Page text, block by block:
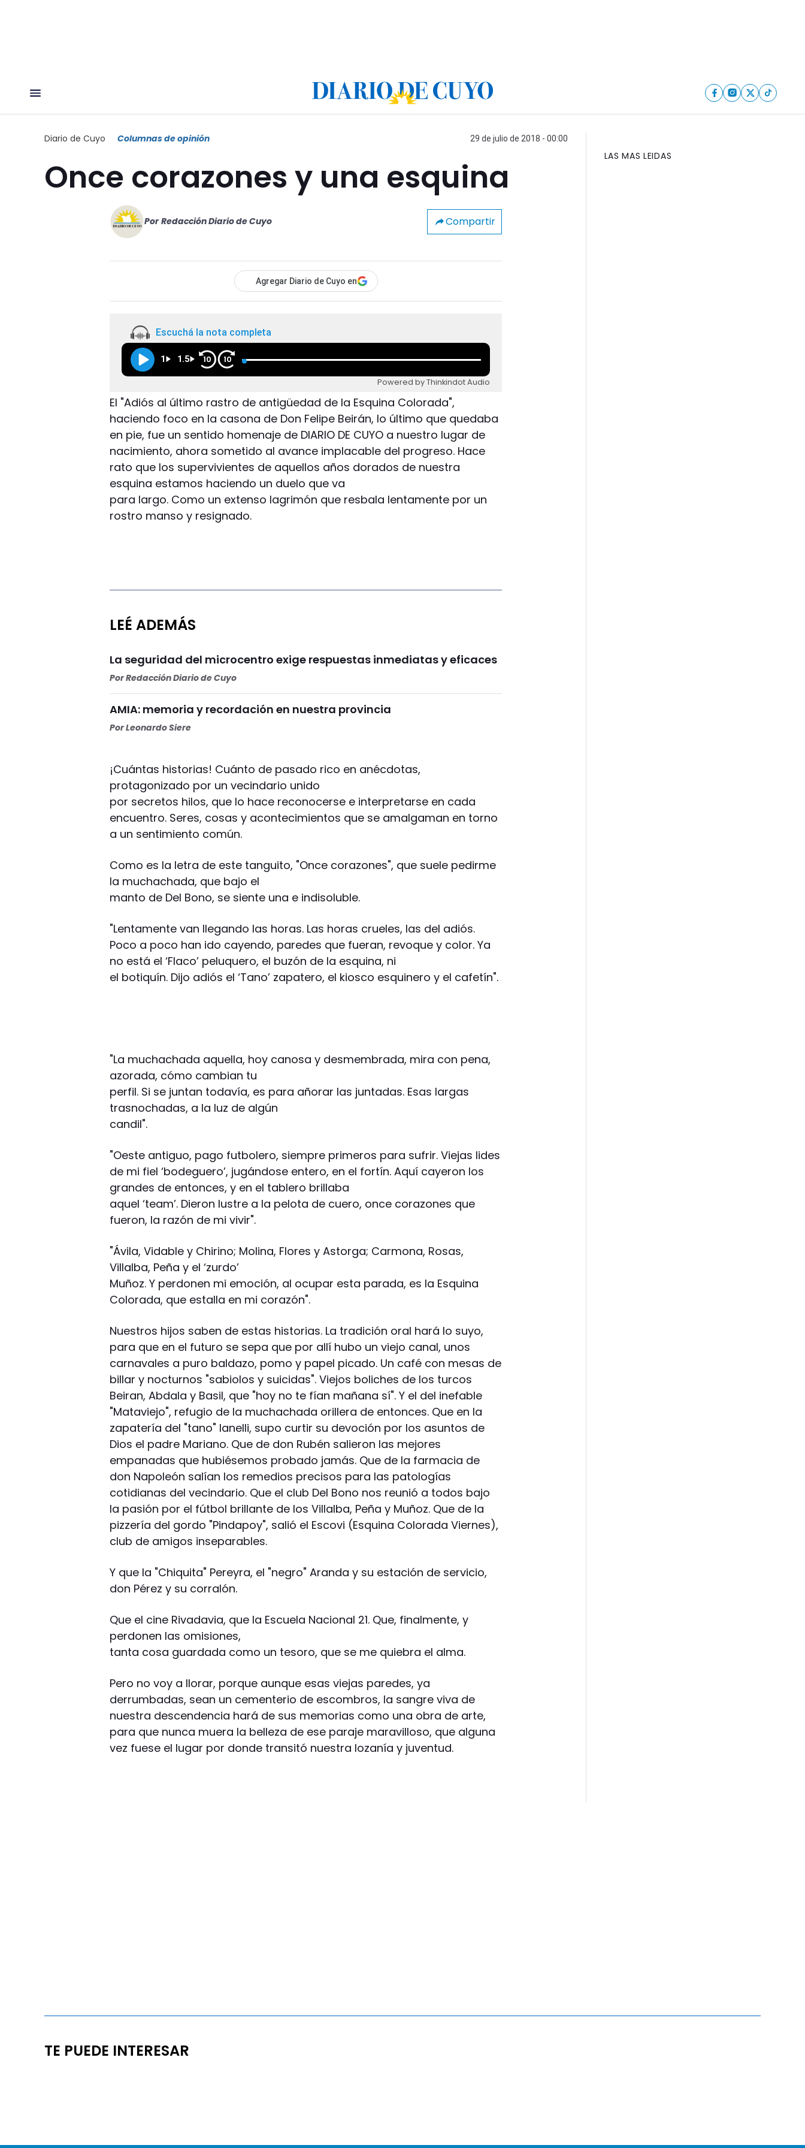
Diario de Cuyo Columnas de opinión 29 de julio de 2018 - 00:00
Once corazones y una esquina
Por Redacción Diario de Cuyo Compartir
Agregar Diario de Cuyo en
Escuchá la nota completa
1 1.5 10 10
Powered by Thinkindot Audio
El "Adiós al último rastro de antigüedad de la Esquina Colorada",
haciendo foco en la casona de Don Felipe Beirán, lo último que quedaba
en pie, fue un sentido homenaje de DIARIO DE CUYO a nuestro lugar de
nacimiento, ahora sometido al avance implacable del progreso. Hace
rato que los supervivientes de aquellos años dorados de nuestra
esquina estamos haciendo un duelo que va
para largo. Como un extenso lagrimón que resbala lentamente por un
rostro manso y resignado.
LEÉ ADEMÁS
La seguridad del microcentro exige respuestas inmediatas y eficaces
PorRedacción Diario de Cuyo
AMIA: memoria y recordación en nuestra provincia
PorLeonardo Siere
¡Cuántas historias! Cuánto de pasado rico en anécdotas,
protagonizado por un vecindario unido
por secretos hilos, que lo hace reconocerse e interpretarse en cada
encuentro. Seres, cosas y acontecimientos que se amalgaman en torno
a un sentimiento común.
Como es la letra de este tanguito, "Once corazones", que suele pedirme
la muchachada, que bajo el
manto de Del Bono, se siente una e indisoluble.
"Lentamente van llegando las horas. Las horas crueles, las del adiós.
Poco a poco han ido cayendo, paredes que fueran, revoque y color. Ya
no está el ‘Flaco’ peluquero, el buzón de la esquina, ni
el botiquín. Dijo adiós el ‘Tano’ zapatero, el kiosco esquinero y el cafetín".
"La muchachada aquella, hoy canosa y desmembrada, mira con pena,
azorada, cómo cambian tu
perfil. Si se juntan todavía, es para añorar las juntadas. Esas largas
trasnochadas, a la luz de algún
candil".
"Oeste antiguo, pago futbolero, siempre primeros para sufrir. Viejas lides
de mi fiel ‘bodeguero’, jugándose entero, en el fortín. Aquí cayeron los
grandes de entonces, y en el tablero brillaba
aquel ‘team’. Dieron lustre a la pelota de cuero, once corazones que
fueron, la razón de mi vivir".
"Ávila, Vidable y Chirino; Molina, Flores y Astorga; Carmona, Rosas,
Villalba, Peña y el ‘zurdo’
Muñoz. Y perdonen mi emoción, al ocupar esta parada, es la Esquina
Colorada, que estalla en mi corazón".
Nuestros hijos saben de estas historias. La tradición oral hará lo suyo,
para que en el futuro se sepa que por allí hubo un viejo canal, unos
carnavales a puro baldazo, pomo y papel picado. Un café con mesas de
billar y nocturnos "sabiolos y suicidas". Viejos boliches de los turcos
Beiran, Abdala y Basil, que "hoy no te fían mañana sí". Y el del inefable
"Mataviejo", refugio de la muchachada orillera de entonces. Que en la
zapatería del "tano" Ianelli, supo curtir su devoción por los asuntos de
Dios el padre Mariano. Que de don Rubén salieron las mejores
empanadas que hubiésemos probado jamás. Que de la farmacia de
don Napoleón salían los remedios precisos para las patologías
cotidianas del vecindario. Que el club Del Bono nos reunió a todos bajo
la pasión por el fútbol brillante de los Villalba, Peña y Muñoz. Que de la
pizzería del gordo "Pindapoy", salió el Escovi (Esquina Colorada Viernes),
club de amigos inseparables.
Y que la "Chiquita" Pereyra, el "negro" Aranda y su estación de servicio,
don Pérez y su corralón.
Que el cine Rivadavia, que la Escuela Nacional 21. Que, finalmente, y
perdonen las omisiones,
tanta cosa guardada como un tesoro, que se me quiebra el alma.
Pero no voy a llorar, porque aunque esas viejas paredes, ya
derrumbadas, sean un cementerio de escombros, la sangre viva de
nuestra descendencia hará de sus memorias como una obra de arte,
para que nunca muera la belleza de ese paraje maravilloso, que alguna
vez fuese el lugar por donde transitó nuestra lozanía y juventud.
LAS MAS LEIDAS
TE PUEDE INTERESAR